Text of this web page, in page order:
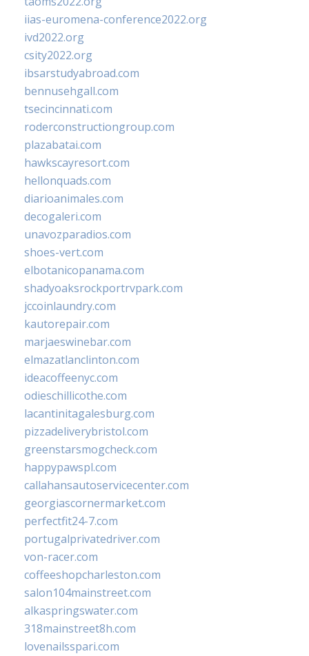
iias-euromena-conference2022.org
ivd2022.org
csity2022.org
ibsarstudyabroad.com
bennusehgall.com
tsecincinnati.com
roderconstructiongroup.com
plazabatai.com
hawkscayresort.com
hellonquads.com
diarioanimales.com
decogaleri.com
unavozparadios.com
shoes-vert.com
elbotanicopanama.com
shadyoaksrockportrvpark.com
jccoinlaundry.com
kautorepair.com
marjaeswinebar.com
elmazatlanclinton.com
ideacoffeenyc.com
odieschillicothe.com
lacantinitagalesburg.com
pizzadeliverybristol.com
greenstarsmogcheck.com
happypawspl.com
callahansautoservicecenter.com
georgiascornermarket.com
perfectfit24-7.com
portugalprivatedriver.com
von-racer.com
coffeeshopcharleston.com
salon104mainstreet.com
alkaspringswater.com
318mainstreet8h.com
lovenailsspari.com